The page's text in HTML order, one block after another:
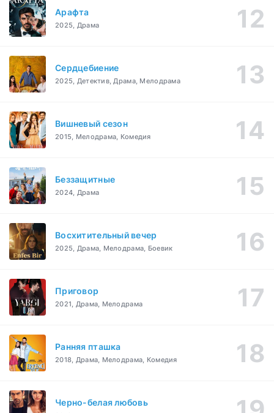
Арафта
2025, Драма
Сердцебиение
2025, Детектив, Драма, Мелодрама
Вишневый сезон
2015, Мелодрама, Комедия
Беззащитные
2024, Драма
Восхитительный вечер
2025, Драма, Мелодрама, Боевик
Приговор
2021, Драма, Мелодрама
Ранняя пташка
2018, Драма, Мелодрама, Комедия
Черно-белая любовь